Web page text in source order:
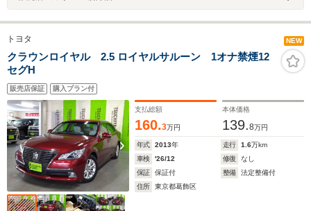
トヨタ NEW
クラウンロイヤル 2.5 ロイヤルサルーン 1オナ禁煙12
セグH
販売店保証 購入プラン付
支払総額
160.3万円
本体価格
139.8万円
年式 2013年 走行 1.6万km
車検
'26/12 修復
なし
保証
保証付 整備
法定整備付
住所
東京都葛飾区